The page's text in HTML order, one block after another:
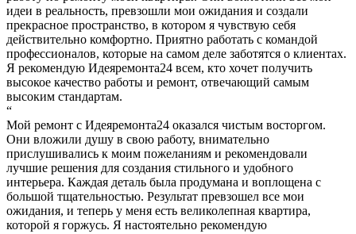
идеи в реальность, превзошли мои ожидания и создали
прекрасное пространство, в котором я чувствую себя
действительно комфортно. Приятно работать с командой
профессионалов, которые на самом деле заботятся о клиентах.
Я рекомендую Идеяремонта24 всем, кто хочет получить
высокое качество работы и ремонт, отвечающий самым
высоким стандартам.
“
Мой ремонт с Идеяремонта24 оказался чистым восторгом.
Они вложили душу в свою работу, внимательно
прислушивались к моим пожеланиям и рекомендовали
лучшие решения для создания стильного и удобного
интерьера. Каждая деталь была продумана и воплощена с
большой тщательностью. Результат превзошел все мои
ожидания, и теперь у меня есть великолепная квартира,
которой я горжусь. Я настоятельно рекомендую